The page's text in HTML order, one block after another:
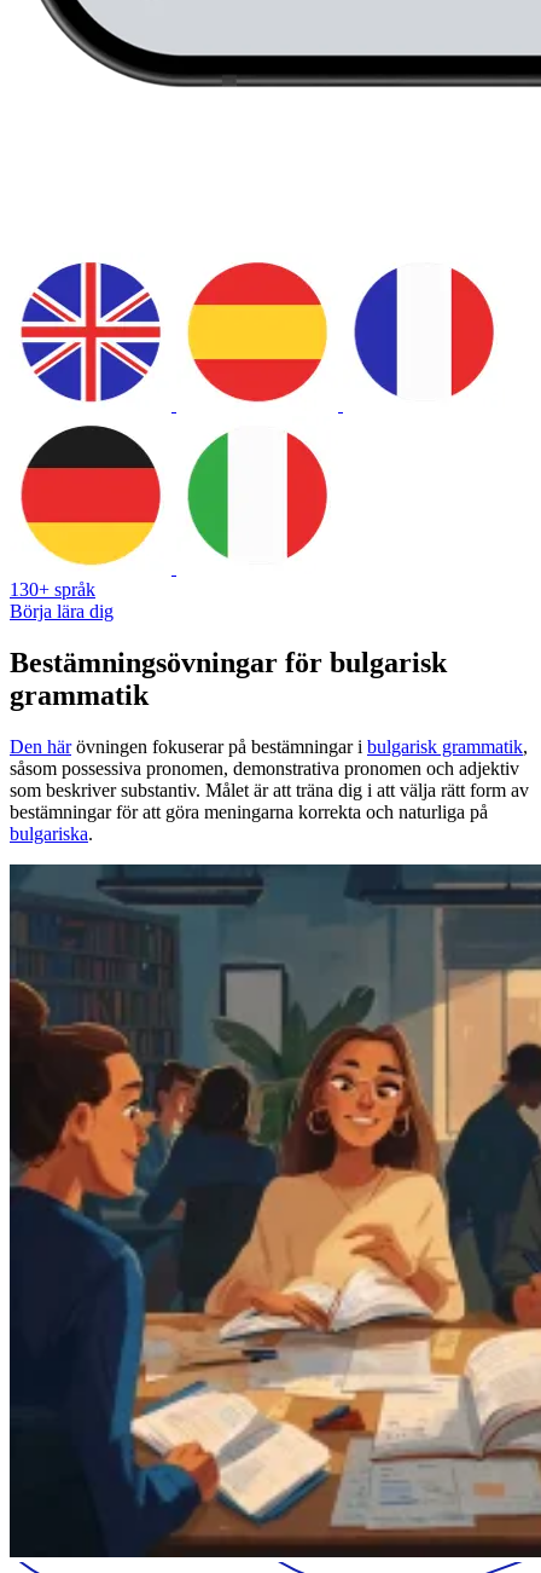
130+ språk
Börja lära dig
Bestämningsövningar för bulgarisk
grammatik
Den härövningen fokuserar på bestämningar i bulgarisk grammatik,
såsom possessiva pronomen, demonstrativa pronomen och adjektiv
som beskriver substantiv. Målet är att träna dig i att välja rätt form av
bestämningar för att göra meningarna korrekta och naturliga på
bulgariska.